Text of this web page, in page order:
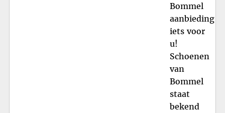
Bommel
aanbieding
iets voor
u!
Schoenen
van
Bommel
staat
bekend